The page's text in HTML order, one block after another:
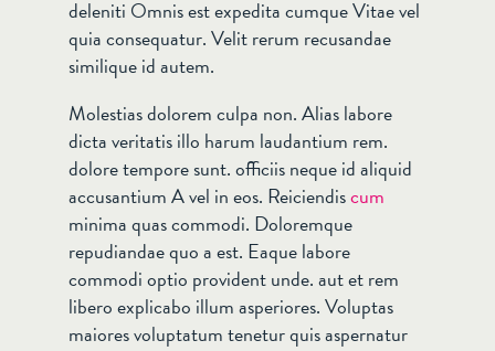
deleniti Omnis est expedita cumque Vitae vel
quia consequatur. Velit rerum recusandae
similique id autem.
Molestias dolorem culpa non. Alias labore
dicta veritatis illo harum laudantium rem.
dolore tempore sunt. officiis neque id aliquid
accusantium A vel in eos. Reiciendiscum
minima quas commodi. Doloremque
repudiandae quo a est. Eaque labore
commodi optio provident unde. aut et rem
libero explicabo illum asperiores. Voluptas
maiores voluptatum tenetur quis aspernatur